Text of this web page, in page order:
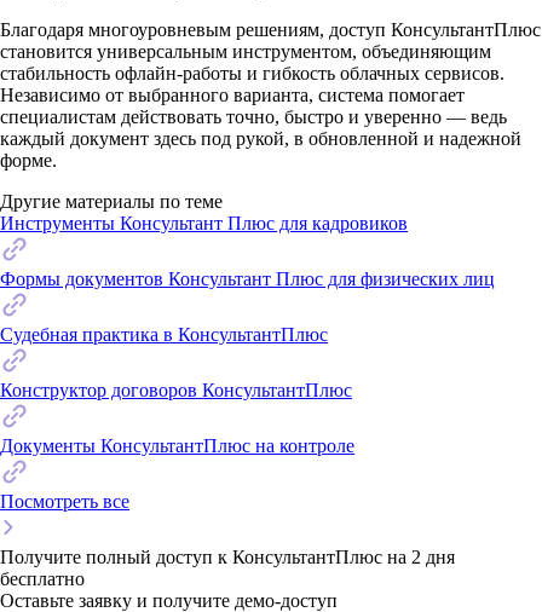
Благодаря многоуровневым решениям, доступ КонсультантПлюс
становится универсальным инструментом, объединяющим
стабильность офлайн-работы и гибкость облачных сервисов.
Независимо от выбранного варианта, система помогает
специалистам действовать точно, быстро и уверенно — ведь
каждый документ здесь под рукой, в обновленной и надежной
форме.
Другие материалы по теме
Инструменты Консультант Плюс для кадровиков
Формы документов Консультант Плюс для физических лиц
Судебная практика в КонсультантПлюс
Конструктор договоров КонсультантПлюс
Документы КонсультантПлюс на контроле
Посмотреть все
Получите полный доступ к КонсультантПлюс на 2 дня
бесплатно
Оставьте заявку и получите демо-доступ